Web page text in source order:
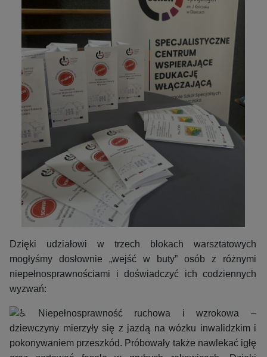
Dzięki udziałowi w trzech blokach warsztatowych
mogłyśmy dosłownie „wejść w buty” osób z różnymi
niepełnosprawnościami i doświadczyć ich codziennych
wyzwań:
Niepełnosprawność ruchowa i wzrokowa –
dziewczyny mierzyły się z jazdą na wózku inwalidzkim i
pokonywaniem przeszkód. Próbowały także nawlekać igłę